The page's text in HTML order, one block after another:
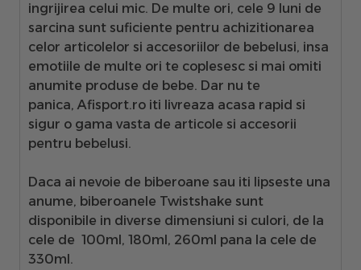
ingrijirea celui mic. De multe ori, cele 9 luni de
sarcina sunt suficiente pentru achizitionarea
celor articolelor si accesoriilor de bebelusi, insa
emotiile de multe ori te coplesesc si mai omiti
anumite produse de bebe. Dar nu te
panica, Afisport.ro iti livreaza acasa rapid si
sigur o gama vasta de articole si accesorii
pentru bebelusi.
Daca ai nevoie de biberoane sau iti lipseste una
anume, biberoanele Twistshake sunt
disponibile in diverse dimensiuni si culori, de la
cele de 100ml, 180ml, 260ml pana la cele de
330ml.